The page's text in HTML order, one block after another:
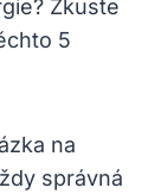
Zkuste
5
na
správná